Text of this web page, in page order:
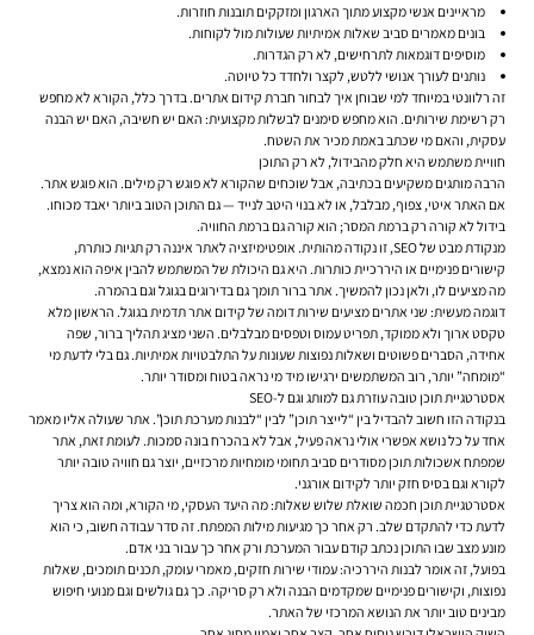
מראיינים אנשי מקצוע מתוך הארגון ומזקקים תובנות חוזרות.
בונים מאמרים סביב שאלות אמיתיות שעולות מול לקוחות.
מוסיפים דוגמאות לתרחישים, לא רק הגדרות.
נותנים לעורך אנושי ללטש, לקצר ולחדד כל טיוטה.
זה רלוונטי במיוחד למי שבוחן איך לבחור חברת קידום אתרים. בדרך כלל, הקורא לא מחפש
רק רשימת שירותים. הוא מחפש סימנים לבשלות מקצועית: האם יש חשיבה, האם יש הבנה
עסקית, והאם מי שכתב באמת מכיר את השטח.
חוויית משתמש היא חלק מהבידול, לא רק התוכן
הרבה מותגים משקיעים בכתיבה, אבל שוכחים שהקורא לא פוגש רק מילים. הוא פוגש אתר.
אם האתר איטי, צפוף, מבלבל, או לא בנוי היטב לנייד — גם התוכן הטוב ביותר יאבד מכוחו.
בידול לא קורה רק ברמת המסר; הוא קורה גם ברמת החוויה.
מנקודת מבט של SEO, זו נקודה מהותית.
אופטימיזציה לאתר איננה רק תגיות כותרת,
קישורים פנימיים או היררכיית כותרות. היא גם היכולת של המשתמש להבין איפה הוא נמצא,
מה מציעים לו, ולאן נכון להמשיך. אתר ברור תומך גם בדירוגים בגוגל וגם בהמרה.
דוגמה מעשית: שני אתרים מציעים שירות דומה של קידום אתר תדמית בגוגל. הראשון מלא
טקסט ארוך ולא ממוקד, תפריט עמוס וטפסים מבלבלים. השני מציג תהליך ברור, שפה
אחידה, הסברים פשוטים ושאלות נפוצות שעונות על התלבטויות אמיתיות. גם בלי לדעת מי
“מומחה” יותר, רוב המשתמשים ירגישו מיד מי נראה בטוח ומסודר יותר.
אסטרטגיית תוכן טובה עוזרת גם למותג וגם ל-SEO
בנקודה הזו חשוב להבדיל בין “לייצר תוכן” לבין “לבנות מערכת תוכן”. אתר שעולה אליו מאמר
אחד על כל נושא אפשרי אולי נראה פעיל, אבל לא בהכרח בונה סמכות. לעומת זאת, אתר
שמפתח אשכולות תוכן מסודרים סביב תחומי מומחיות מרכזיים, יוצר גם חוויה טובה יותר
לקורא וגם בסיס חזק יותר לקידום אורגני.
אסטרטגיית תוכן חכמה שואלת שלוש שאלות: מה היעד העסקי, מי הקורא, ומה הוא צריך
לדעת כדי להתקדם שלב. רק אחר כך מגיעות מילות המפתח. זה סדר עבודה חשוב, כי הוא
מונע מצב שבו התוכן נכתב קודם עבור המערכת ורק אחר כך עבור בני אדם.
בפועל, זה אומר לבנות היררכיה: עמודי שירות חזקים, מאמרי עומק, תכנים תומכים, שאלות
נפוצות, וקישורים פנימיים שמקדמים הבנה ולא רק סריקה. כך גם גולשים וגם מנועי חיפוש
מבינים טוב יותר את הנושא המרכזי של האתר.